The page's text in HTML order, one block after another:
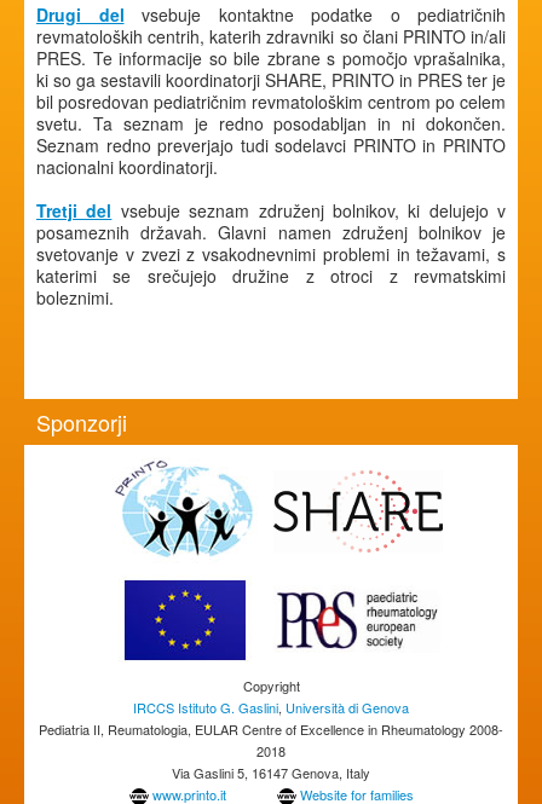
Drugi del vsebuje kontaktne podatke o pediatričnih
revmatoloških centrih, katerih zdravniki so člani PRINTO in/ali
PRES. Te informacije so bile zbrane s pomočjo vprašalnika,
ki so ga sestavili koordinatorji SHARE, PRINTO in PRES ter je
bil posredovan pediatričnim revmatološkim centrom po celem
svetu. Ta seznam je redno posodabljan in ni dokončen.
Seznam redno preverjajo tudi sodelavci PRINTO in PRINTO
nacionalni koordinatorji.
Tretji del vsebuje seznam združenj bolnikov, ki delujejo v
posameznih državah. Glavni namen združenj bolnikov je
svetovanje v zvezi z vsakodnevnimi problemi in težavami, s
katerimi se srečujejo družine z otroci z revmatskimi
boleznimi.
Sponzorji
Copyright
IRCCS Istituto G. Gaslini, Università di Genova
Pediatria II, Reumatologia, EULAR Centre of Excellence in Rheumatology 2008-
2018
Via Gaslini 5, 16147 Genova, Italy
www.printo.it
Website for families